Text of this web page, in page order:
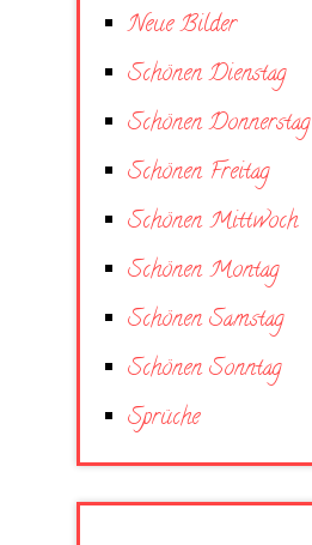
Neue Bilder
Schönen Dienstag
Schönen Donnerstag
Schönen Freitag
Schönen Mittwoch
Schönen Montag
Schönen Samstag
Schönen Sonntag
Sprüche